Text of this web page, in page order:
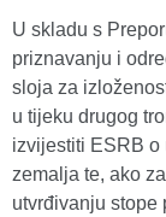
U skladu s
priznavanju i
sloja za
u tijeku drugog
izvijestiti ESRB o
zemalja te, ako
utvrđivanju stope